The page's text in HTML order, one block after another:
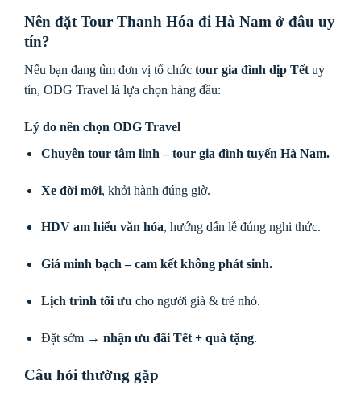
Nên đặt Tour Thanh Hóa đi Hà Nam ở đâu uy
tín?
Nếu bạn đang tìm đơn vị tổ chức tour gia đình dịp Tết uy
tín, ODG Travel là lựa chọn hàng đầu:
Lý do nên chọn ODG Travel
Chuyên tour tâm linh – tour gia đình tuyến Hà Nam.
Xe đời mới, khởi hành đúng giờ.
HDV am hiểu văn hóa, hướng dẫn lễ đúng nghi thức.
Giá minh bạch – cam kết không phát sinh.
Lịch trình tối ưu cho người già & trẻ nhỏ.
Đặt sớm → nhận ưu đãi Tết + quà tặng.
Câu hỏi thường gặp